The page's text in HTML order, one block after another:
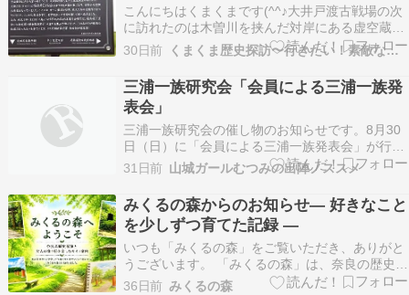
こんにちはくまくまです(^^♪大井戸渡古戦場の次
に訪れたのは木曽川を挟んだ対岸にある虚空蔵堂
と承久の乱 古戦場跡この辺りは朝廷軍が布陣して
いたと伝わる場所でここから対岸を眺めるとこん
な感じ中濃大橋で分かりづらいけれど向こう岸の
真ん中くらいに最初に訪れた場所が写ってるこち
らは虚空蔵…
30日前 くまくま歴史探訪〜行きたい！素敵なジャパネスク〜
三浦一族研究会「会員による三浦一族発
表会」
三浦一族研究会の催し物のお知らせです。8月30
日（日）に「会員による三浦一族発表会」が行わ
れます。こちらは、非会員でも参加できますの
で、ぜひご参加下さい。この発表会では、「各地
に伝わる三浦一族」をテーマに、ご登壇いただけ
る会員の皆さまと、私がトークセッションしま
す。三浦一族ゆかり…
31日前 山城ガールむつみの出陣ノススメ
みくるの森からのお知らせ― 好きなこと
を少しずつ育てた記録 ―
いつも「みくるの森」をご覧いただき、ありがと
うございます。 「みくるの森」は、奈良の歴史散
策や大人の塗り絵、色鉛筆など、私の好きなこと
36日前 みくるの森